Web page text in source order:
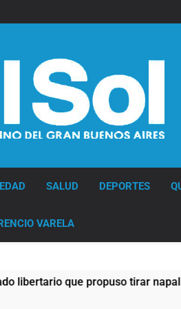
SALUD DEPORTES
VARELA
propuso tirar napalm sobre el